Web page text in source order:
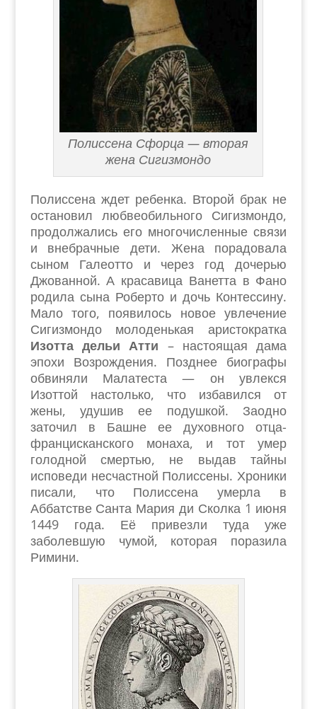
Полиссена Сфорца — вторая
жена Сигизмондо
Полиссена ждет ребенка. Второй брак не
остановил любвеобильного Сигизмондо,
продолжались его многочисленные связи
и внебрачные дети. Жена порадовала
сыном Галеотто и через год дочерью
Джованной. А красавица Ванетта в Фано
родила сына Роберто и дочь Контессину.
Мало того, появилось новое увлечение
Сигизмондо молоденькая аристократка
Изотта дельи Атти – настоящая дама
эпохи Возрождения. Позднее биографы
обвиняли Малатеста — он увлекся
Изоттой настолько, что избавился от
жены, удушив ее подушкой. Заодно
заточил в Башне ее духовного отца-
францисканского монаха, и тот умер
голодной смертью, не выдав тайны
исповеди несчастной Полиссены. Хроники
писали, что Полиссена умерла в
Аббатстве Санта Мария ди Сколка 1 июня
1449 года. Её привезли туда уже
заболевшую чумой, которая поразила
Римини.